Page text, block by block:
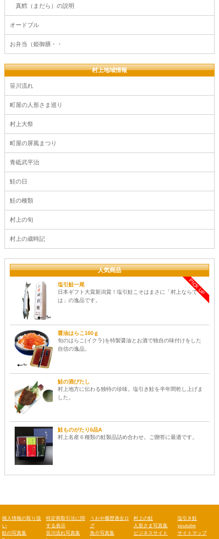
真鱈（まだら）の説明
オードブル
お弁当（姫御膳・・
村上地域情報
笹川流れ
町屋の人形さま巡り
村上大祭
町屋の屏風まつり
青砥武平治
鮭の日
鮭の種類
村上の旬
村上の歳時記
人気商品
塩引鮭一尾
日本ギフト大賞新潟賞！塩引鮭こそはまさに「村上ならで
は」の逸品です。
PICK UP
醤油はらこ160ｇ
旬のはらこ(イクラ)を特製醤油とお酒で独自の味付けをした
自信の逸品。
鮭の酒びたし
村上地方に伝わる独特の珍味。塩引き鮭を半年間乾し上げま
した。
鮭ものがたり6品A
村上名産６種類の鮭製品詰め合わせ。ご贈答に最適です。
個人情報の取り扱
い
鮭の写真集
特定商取引法に関
する表示
笹川流れ写真集
うおや履歴過去ロ
グ
魚介写真集
村上の鮭
人形さま写真集
ビジネスサイト
塩引き鮭
youtube
サイトマップ